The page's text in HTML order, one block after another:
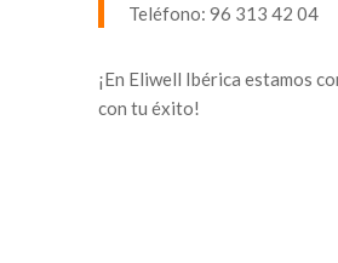
Teléfono: 96 313 42 04
¡En Eliwell Ibérica estamos
con tu éxito!